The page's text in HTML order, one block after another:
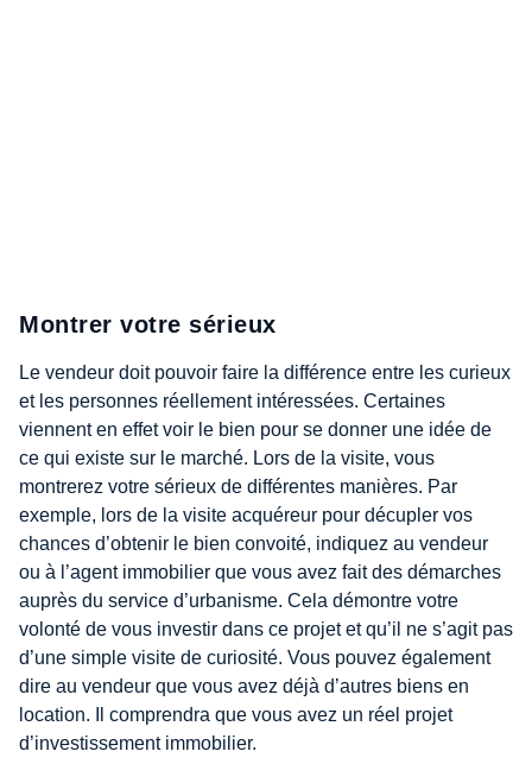
Montrer votre sérieux
Le vendeur doit pouvoir faire la différence entre les curieux
et les personnes réellement intéressées. Certaines
viennent en effet voir le bien pour se donner une idée de
ce qui existe sur le marché. Lors de la visite, vous
montrerez votre sérieux de différentes manières. Par
exemple, lors de la visite acquéreur pour décupler vos
chances d’obtenir le bien convoité, indiquez au vendeur
ou à l’agent immobilier que vous avez fait des démarches
auprès du service d’urbanisme. Cela démontre votre
volonté de vous investir dans ce projet et qu’il ne s’agit pas
d’une simple visite de curiosité. Vous pouvez également
dire au vendeur que vous avez déjà d’autres biens en
location. Il comprendra que vous avez un réel projet
d’investissement immobilier.